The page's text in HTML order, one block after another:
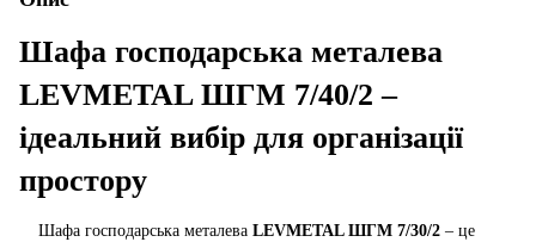
Шафа господарська металева
LEVMETAL ШГМ 7/40/2 –
ідеальний вибір для організації
простору
Шафа господарська металева LEVMETAL ШГМ 7/30/2 – це